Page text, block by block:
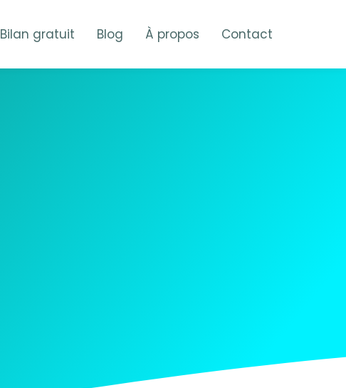
Bilan gratuit Blog À propos Contact